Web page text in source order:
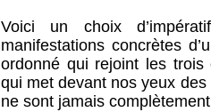
Voici un choix
manifestations concrètes
ordonné qui rejoint les trois
qui met devant nos yeux
ne sont jamais